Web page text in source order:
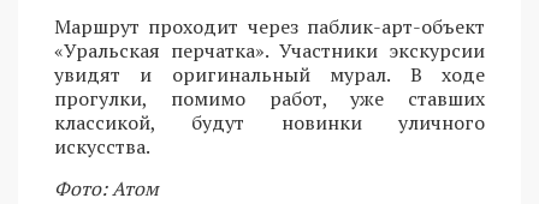
Маршрут проходит через паблик-арт-объект
«Уральская перчатка». Участники экскурсии
увидят и оригинальный мурал. В ходе
прогулки, помимо работ, уже ставших
классикой, будут новинки уличного
искусства.
Фото: Атом